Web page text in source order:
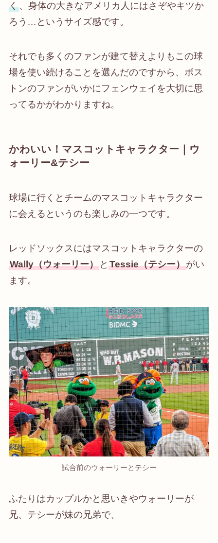
く、身体の大きなアメリカ人にはさぞやキツか
ろう…というサイズ感です。
それでも多くのファンが建て替えよりもこの球
場を使い続けることを選んだのですから、ボス
トンのファンがいかにフェンウェイを大切に思
ってるかがわかりますね。
かわいい！マスコットキャラクター｜ウ
ォーリー&テシー
球場に行くとチームのマスコットキャラクター
に会えるというのも楽しみの一つです。
レッドソックスにはマスコットキャラクターの
Wally（ウォーリー）と Tessie（テシー）がい
ます。
試合前のウォーリーとテシー
ふたりはカップルかと思いきやウォーリーが
兄、テシーが妹の兄弟で、